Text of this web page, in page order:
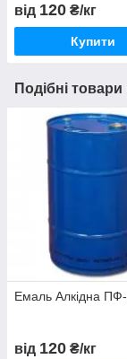
від 120 ₴/кг
Купити
Подібні товари
Емаль Алкідна
від 120 ₴/кг